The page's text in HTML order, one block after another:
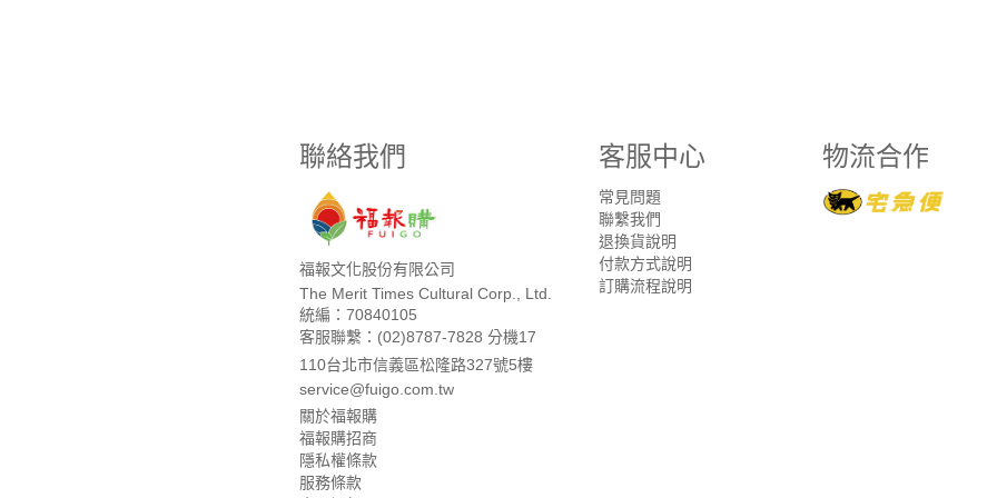
聯絡我們
福報文化股份有限公司
The Merit Times Cultural Corp., Ltd.
統編：70840105
客服聯繫：(02)8787-7828 分機17
110台北市信義區松隆路327號5樓
service@fuigo.com.tw
關於福報購
福報購招商
隱私權條款
服務條款
客服中心
常見問題
聯繫我們
退換貨說明
付款方式說明
訂購流程說明
物流合作